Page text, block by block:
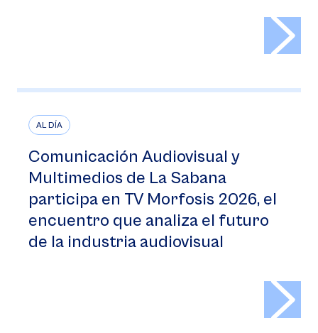
AL DÍA
Comunicación Audiovisual y
Multimedios de La Sabana
participa en TV Morfosis 2026, el
encuentro que analiza el futuro
de la industria audiovisual